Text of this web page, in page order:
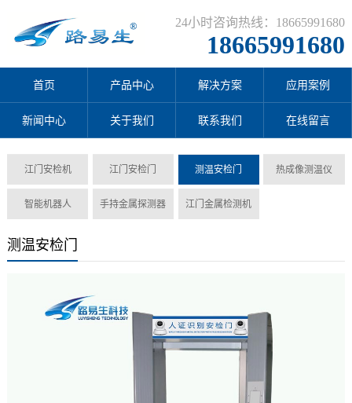
24小时咨询热线：18665991680
18665991680
首页 产品中心 解决方案 应用案例
新闻中心 关于我们 联系我们 在线留言
江门安检机 江门安检门 测温安检门 热成像测温仪
智能机器人 手持金属探测器 江门金属检测机
测温安检门